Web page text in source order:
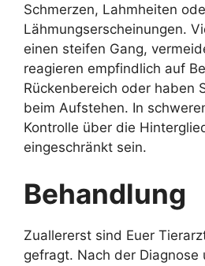
Schmerzen, Lahmheiten
Lähmungserscheinungen.
einen steifen Gang,
reagieren empfindlich auf
Rückenbereich oder haben
beim Aufstehen. In
Kontrolle über die
eingeschränkt sein.
Behandlung
Zuallererst sind Euer
gefragt. Nach der Diagnose